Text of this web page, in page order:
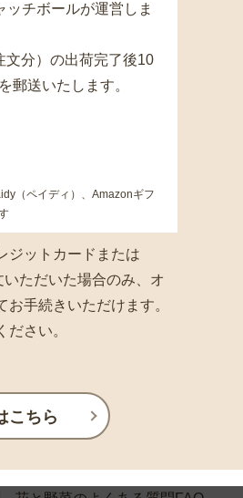
ッチボールが運営しま
文分）の出荷完了後10
郵送いたします。
（ペイディ）、Amazonギフ
ジットカードまたは
ただいた場合のみ、オ
お手続きいただけます。
ださい。
こちら